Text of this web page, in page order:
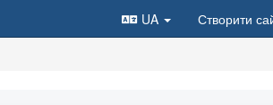
UA Створити